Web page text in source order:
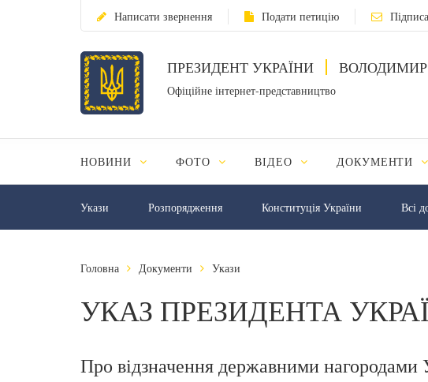
Написати звернення Подати петицію
ПРЕЗИДЕНТ УКРАЇНИ
Офіційне інтернет-представництво
НОВИНИ ФОТО ВІДЕО ДОКУМЕНТИ
Укази Розпорядження Конституція України Всі
Головна Документи Укази
УКАЗ ПРЕЗИДЕНТА
Про відзначення державними нагородами